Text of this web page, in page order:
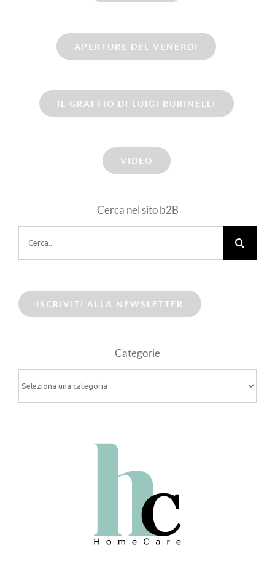
APERTURE DEL VENERDI
IL GRAFFIO DI LUIGI RUBINELLI
VIDEO
Cerca nel sito b2B
per:
ISCRIVITI ALLA NEWSLETTER
Categorie